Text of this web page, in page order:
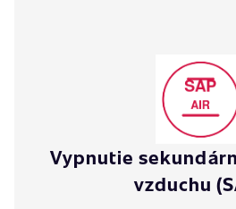
Vypnutie
vzduchu